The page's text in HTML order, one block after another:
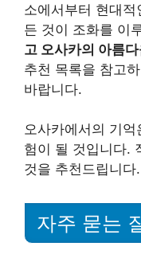
소에서부터 현대
든 것이 조화를 이
고 오사카의 아름
추천 목록을 참고
바랍니다.
오사카에서의 기
험이 될 것입니다.
것을 추천드립니다.
자주 묻는